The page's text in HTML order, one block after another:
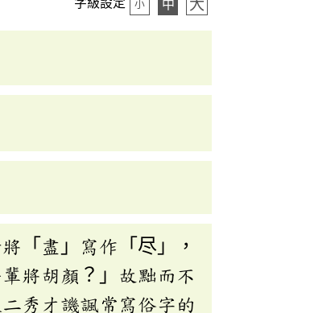
字級設定 小 中 大
「盡」寫作「尽」，
將胡顏？」故黜而不
秀才譏諷常寫俗字的